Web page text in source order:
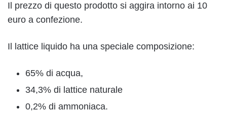
Il prezzo di questo prodotto si aggira intorno ai 10
euro a confezione.
Il lattice liquido ha una speciale composizione:
65% di acqua,
34,3% di lattice naturale
0,2% di ammoniaca.